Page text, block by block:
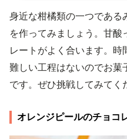
身近な柑橘類の一つである
を作ってみましょう。甘酸
レートがよく合います。時
難しい工程はないのでお菓
です。ぜひ挑戦してみてく
オレンジピールのチョコ